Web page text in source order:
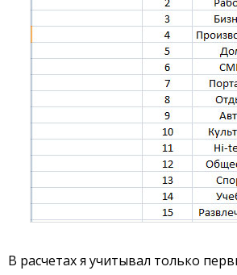
В расчетах я учитывал только